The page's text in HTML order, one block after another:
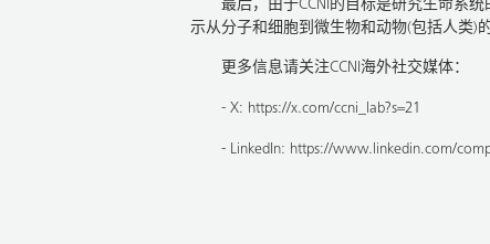
最后，由于CCNI的目标是研究生命系
示从分子和细胞到微生物和动物(包括人类)
更多信息请关注CCNI海外社交媒体：
- X: https://x.com/ccni_lab?s=21
- LinkedIn: https://www.linkedin.com/